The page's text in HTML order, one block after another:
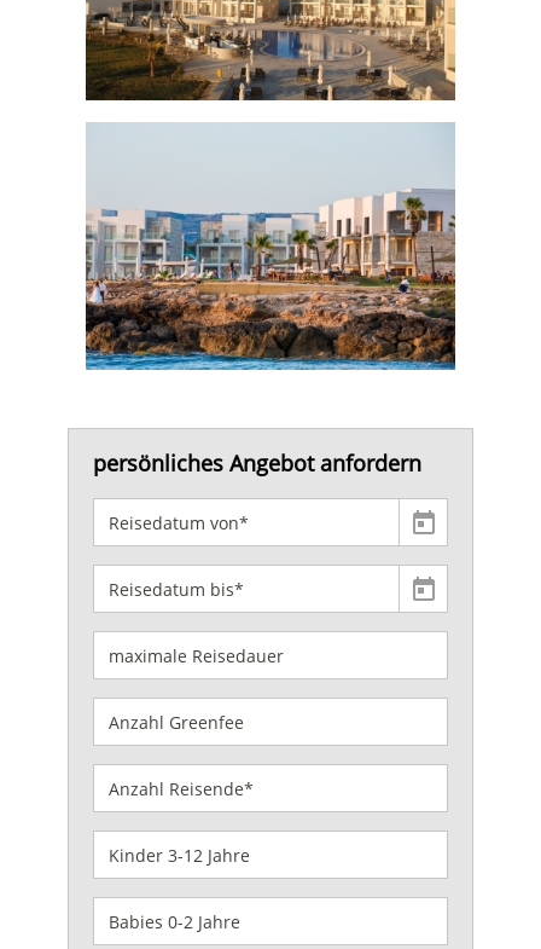
persönliches Angebot anfordern